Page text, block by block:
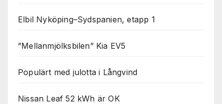
Elbil Nyköping–Sydspanien, etapp 1
”Mellanmjölksbilen” Kia EV5
Populärt med julotta i Långvind
Nissan Leaf 52 kWh är OK